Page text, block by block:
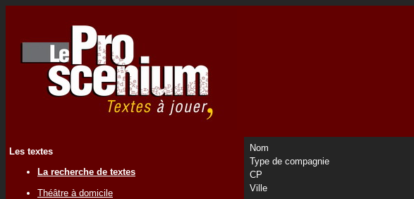
Les textes
La recherche de textes
Théâtre à domicile
Nom
Type de compagnie
CP
Ville